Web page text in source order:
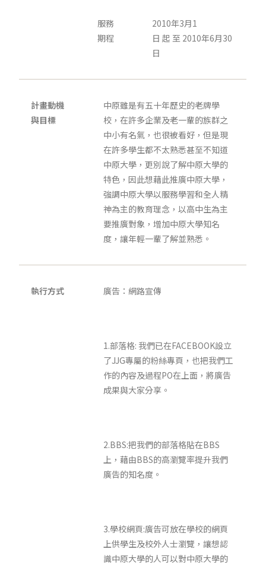
服務
期程
2010年3月1
日 起 至 2010年6月30
日
計畫動機
與目標
中原雖是有五十年歷史的老牌學
校，在許多企業及老一輩的族群之
中小有名氣，也很被看好，但是現
在許多學生都不太熟悉甚至不知道
中原大學，更別說了解中原大學的
特色，因此想藉此推廣中原大學，
強調中原大學以服務學習和全人精
神為主的教育理念，以高中生為主
要推廣對象，增加中原大學知名
度，讓年輕一輩了解並熟悉。
執行方式 廣告：網路宣傳
1.部落格: 我們已在FACEBOOK設立
了JJG專屬的粉絲專頁，也把我們工
作的內容及過程PO在上面，將廣告
成果與大家分享。
2.BBS:把我們的部落格貼在BBS
上，藉由BBS的高瀏覽率提升我們
廣告的知名度。
3.學校網頁:廣告可放在學校的網頁
上供學生及校外人士瀏覽，讓想認
識中原大學的人可以對中原大學的